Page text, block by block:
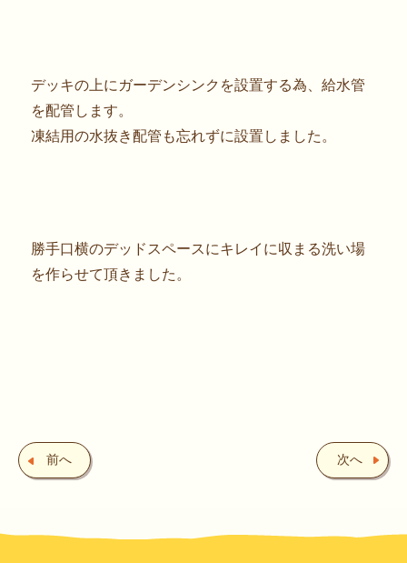
デッキの上にガーデンシンクを設置する為、給水管
を配管します。
凍結用の水抜き配管も忘れずに設置しました。
勝手口横のデッドスペースにキレイに収まる洗い場
を作らせて頂きました。
前へ 次へ